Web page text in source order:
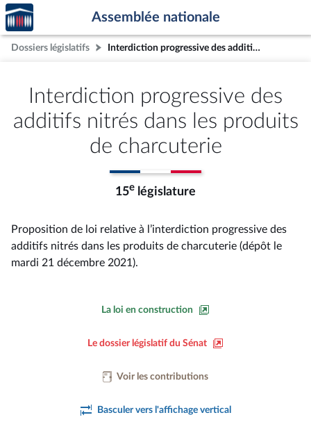
Aller au contenu
Aller en bas de la page
Accèder
à la
page
d'accueil
Assemblée nationale
Dossiers législatifs Interdiction progressive des additifs nitrés dans les produits de charcuterie
Interdiction progressive des
additifs nitrés dans les produits
de charcuterie
15e législature
Proposition de loi relative à l’interdiction progressive des
additifs nitrés dans les produits de charcuterie (dépôt le
mardi 21 décembre 2021).
La loi en construction
Le dossier législatif du Sénat
Voir les contributions
Basculer vers l'affichage vertical